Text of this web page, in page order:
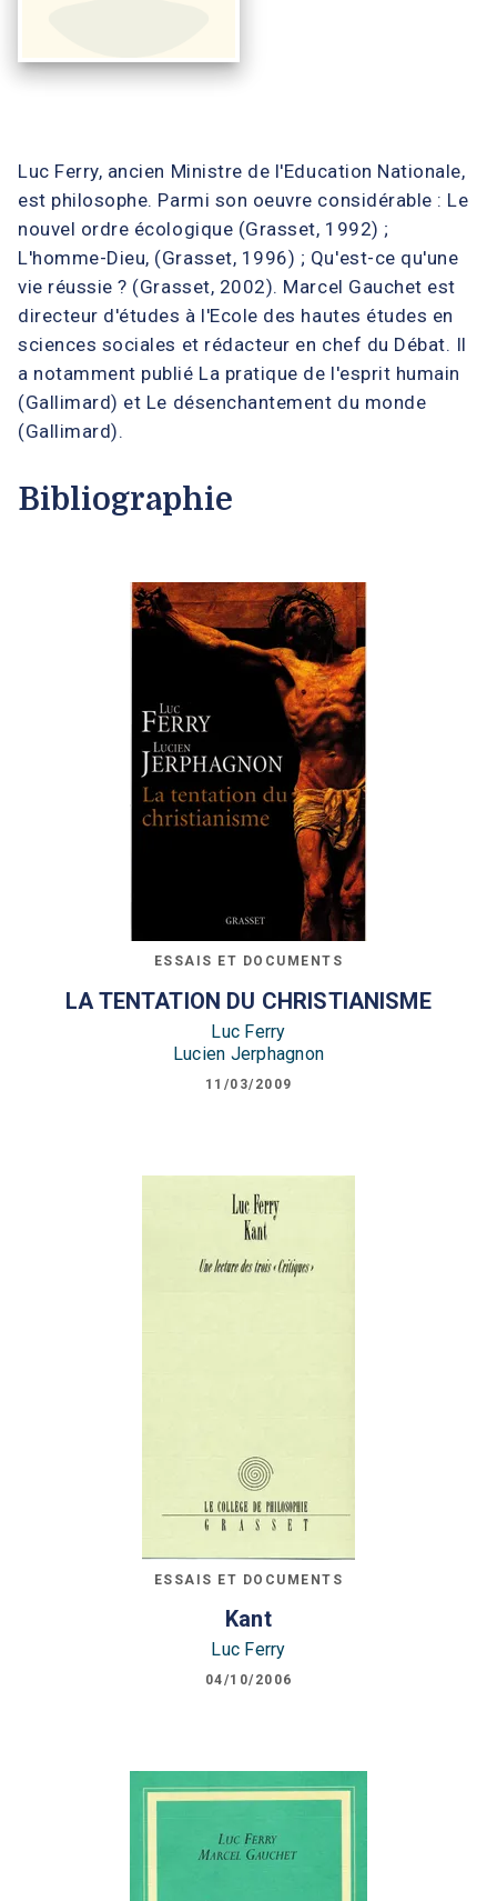
Luc Ferry, ancien Ministre de l'Education Nationale,
est philosophe. Parmi son oeuvre considérable : Le
nouvel ordre écologique (Grasset, 1992) ;
L'homme-Dieu, (Grasset, 1996) ; Qu'est-ce qu'une
vie réussie ? (Grasset, 2002). Marcel Gauchet est
directeur d'études à l'Ecole des hautes études en
sciences sociales et rédacteur en chef du Débat. Il
a notamment publié La pratique de l'esprit humain
(Gallimard) et Le désenchantement du monde
(Gallimard).
Bibliographie
ESSAIS ET DOCUMENTS
LA TENTATION DU CHRISTIANISME
Luc Ferry
Lucien Jerphagnon
11/03/2009
ESSAIS ET DOCUMENTS
Kant
Luc Ferry
04/10/2006